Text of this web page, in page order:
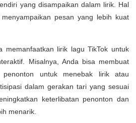
yang disampaikan dalam lirik. Hal
pesan yang lebih kuat
memanfaatkan lirik lagu TikTok untuk
Misalnya, Anda bisa membuat
untuk menebak lirik atau
dalam gerakan tari yang sesuai
keterlibatan penonton dan
menarik.